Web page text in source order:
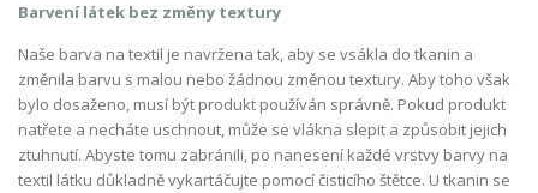
Barvení látek bez změny textury
Naše barva na textil je navržena tak, aby se vsákla do tkanin a
změnila barvu s malou nebo žádnou změnou textury. Aby toho však
bylo dosaženo, musí být produkt používán správně. Pokud produkt
natřete a necháte uschnout, může se vlákna slepit a způsobit jejich
ztuhnutí. Abyste tomu zabránili, po nanesení každé vrstvy barvy na
textil látku důkladně vykartáčujte pomocí čisticího štětce. U tkanin se